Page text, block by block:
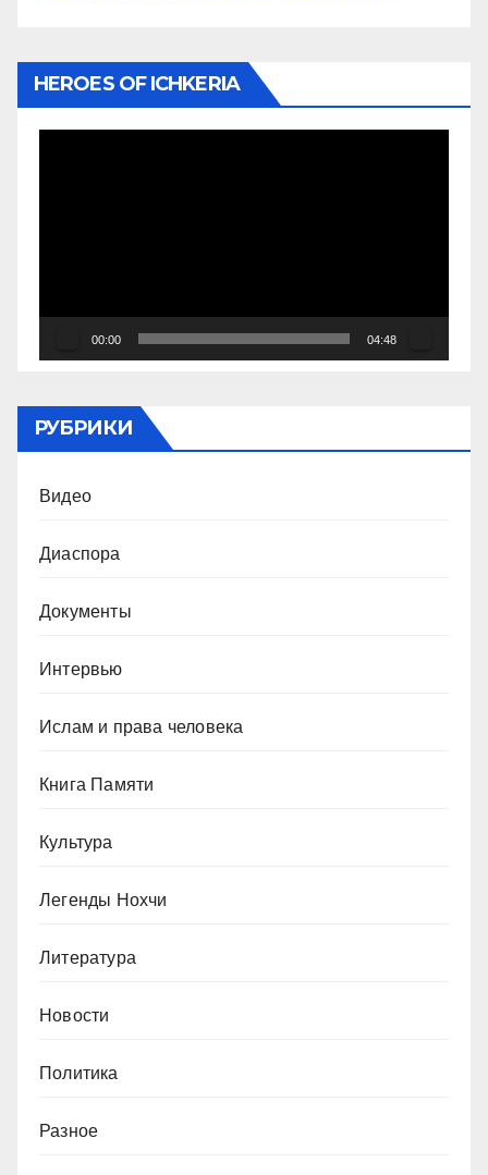
HEROES OF ICHKERIA
00:00 04:48
РУБРИКИ
Видео
Диаспора
Документы
Интервью
Ислам и права человека
Книга Памяти
Культура
Легенды Нохчи
Литература
Новости
Политика
Разное